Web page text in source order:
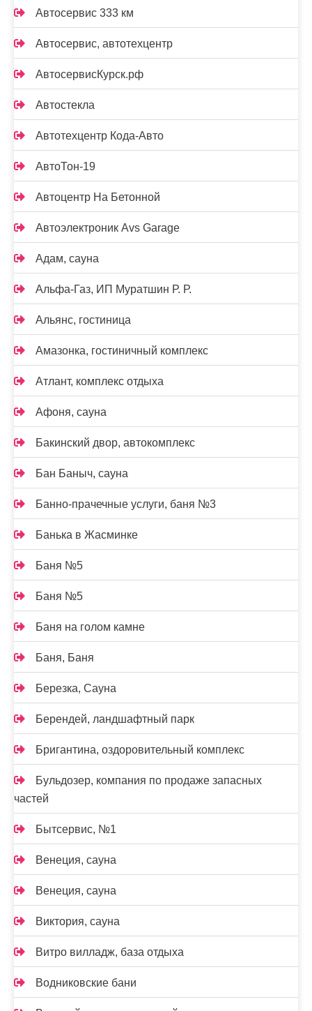
Автосервис 333 км
Автосервис, автотехцентр
АвтосервисКурск.рф
Автостекла
Автотехцентр Кода-Авто
АвтоТон-19
Автоцентр На Бетонной
Автоэлектроник Avs Garage
Адам, сауна
Альфа-Газ, ИП Муратшин Р. Р.
Альянс, гостиница
Амазонка, гостиничный комплекс
Атлант, комплекс отдыха
Афоня, сауна
Бакинский двор, автокомплекс
Бан Баныч, сауна
Банно-прачечные услуги, баня №3
Банька в Жасминке
Баня №5
Баня №5
Баня на голом камне
Баня, Баня
Березка, Сауна
Берендей, ландшафтный парк
Бригантина, оздоровительный комплекс
Бульдозер, компания по продаже запасных
частей
Бытсервис, №1
Венеция, сауна
Венеция, сауна
Виктория, сауна
Витро вилладж, база отдыха
Водниковские бани